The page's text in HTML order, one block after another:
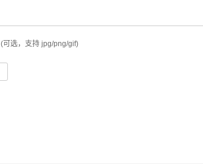
(可选，支持 jpg/png/gif)